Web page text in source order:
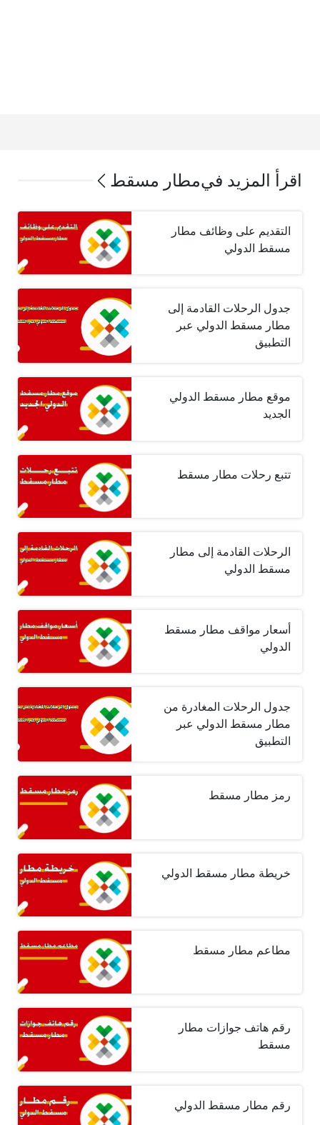
اقرأ المزيد فيمطار مسقط
التقديم على وظائف مطار
مسقط الدولي
جدول الرحلات القادمة إلى
مطار مسقط الدولي عبر
التطبيق
موقع مطار مسقط الدولي
الجديد
تتبع رحلات مطار مسقط
الرحلات القادمة إلى مطار
مسقط الدولي
أسعار مواقف مطار مسقط
الدولي
جدول الرحلات المغادرة من
مطار مسقط الدولي عبر
التطبيق
رمز مطار مسقط
خريطة مطار مسقط الدولي
مطاعم مطار مسقط
رقم هاتف جوازات مطار
مسقط
رقم مطار مسقط الدولي